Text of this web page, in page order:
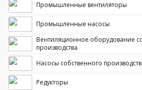
Промышленные вентиляторы
Промышленные насосы
Вентиляционное оборудование
производства
Насосы собственного
Редукторы